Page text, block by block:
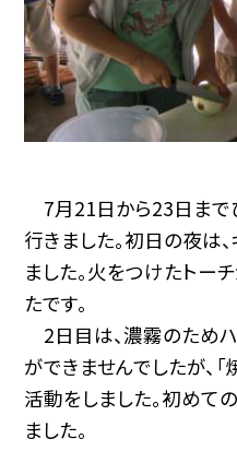
7月21日から23日まで
行きました。初日の夜は
ました。火をつけたトー
たです。
2日目は、濃霧のため
ができませんでしたが、
活動をしました。初めて
ました。